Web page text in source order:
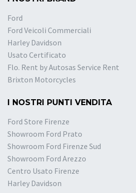
Ford
Ford Veicoli Commerciali
Harley Davidson
Usato Certificato
Flo. Rent by Autosas Service Rent
Brixton Motorcycles
I NOSTRI PUNTI VENDITA
Ford Store Firenze
Showroom Ford Prato
Showroom Ford Firenze Sud
Showroom Ford Arezzo
Centro Usato Firenze
Harley Davidson